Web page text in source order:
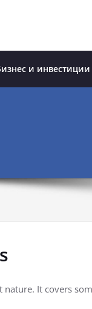
и инвестиции
It covers